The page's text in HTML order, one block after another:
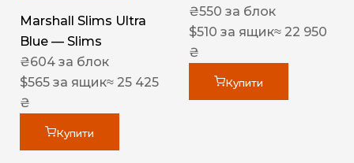
Marshall Slims Ultra
Blue — Slims
₴604 за блок
$565 за ящик≈ 25 425
₴
Купити
₴550 за блок
$510 за ящик≈ 22 950
₴
Купити